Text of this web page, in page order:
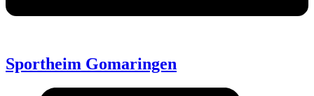
Sportheim Gomaringen